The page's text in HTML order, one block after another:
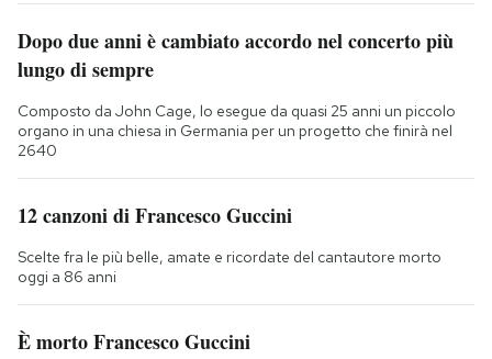
Dopo due anni è cambiato accordo nel concerto più
lungo di sempre
Composto da John Cage, lo esegue da quasi 25 anni un piccolo
organo in una chiesa in Germania per un progetto che finirà nel
2640
12 canzoni di Francesco Guccini
Scelte fra le più belle, amate e ricordate del cantautore morto
oggi a 86 anni
È morto Francesco Guccini